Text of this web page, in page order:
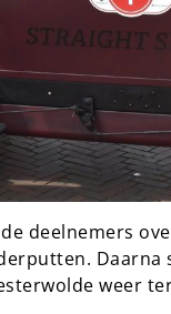
deelnemers
Daarna
weer